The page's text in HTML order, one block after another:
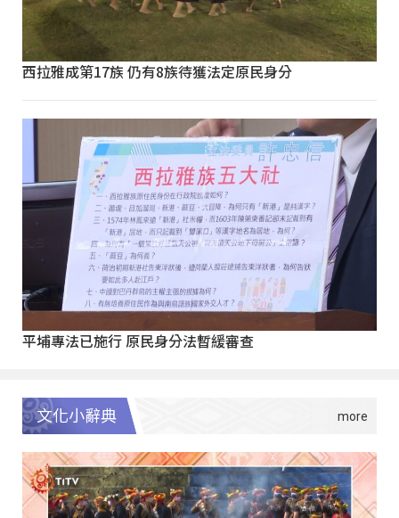
西拉雅成第17族 仍有8族待獲法定原民身分
平埔專法已施行 原民身分法暫緩審查
文化小辭典